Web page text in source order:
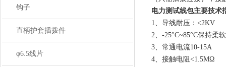
钩子
直柄护套插拨件
φ6.5线片
电力测试线包主要技术
1、导线耐压：<2KV
2、-25°C~85°C保持柔
3、常通电流10-15A
4、接触电阻<1.5MΩ